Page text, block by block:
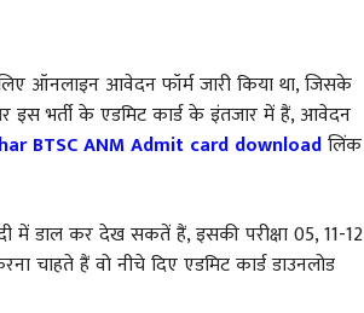
लिए ऑनलाइन आवेदन फॉर्म जारी किया था, जिसके
इस भर्ती के एडमिट कार्ड के इंतजार में हैं, आवेदन
BTSC ANM Admit card downloadलिंक
में डाल कर देख सकतें हैं, इसकी परीक्षा 05, 11-12
चाहते हैं वो नीचे दिए एडमिट कार्ड डाउनलोड